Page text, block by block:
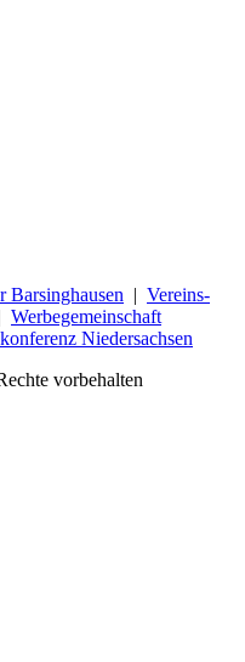
Barsinghausen | Vereins-
Werbegemeinschaft
Niedersachsen
vorbehalten